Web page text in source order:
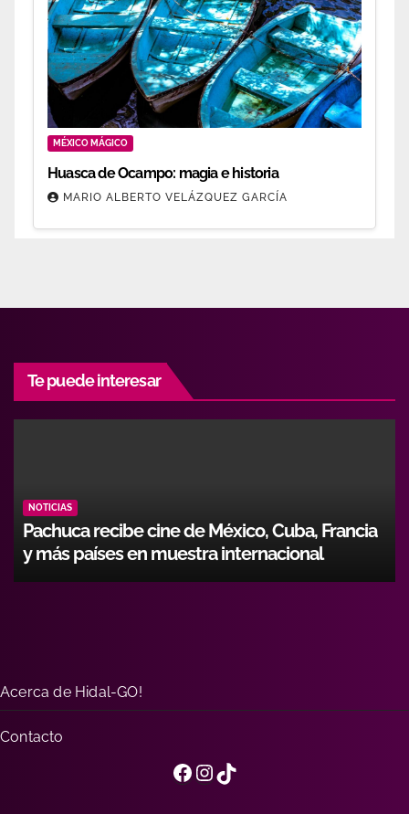
MÉXICO MÁGICO
Huasca de Ocampo: magia e historia
MARIO ALBERTO VELÁZQUEZ GARCÍA
Te puede interesar
NOTICIAS
Hidalgo fortalece formación de operadores
con alianza entre Icathi y GEMI
Acerca de Hidal-GO!
Contacto
Facebook InstagramTikTok